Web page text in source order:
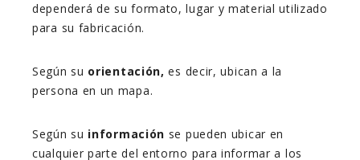
dependerá de su formato, lugar y material utilizado
para su fabricación.
Según su orientación, es decir, ubican a la
persona en un mapa.
Según su información se pueden ubicar en
cualquier parte del entorno para informar a los